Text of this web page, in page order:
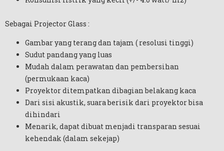
Sebagai Projector Glass :
Gambar yang terang dan tajam ( resolusi tinggi)
Sudut pandang yang luas
Mudah dalam perawatan dan pembersihan
(permukaan kaca)
Proyektor ditempatkan dibagian belakang kaca
Dari sisi akustik, suara berisik dari proyektor bisa
dihindari
Menarik, dapat dibuat menjadi transparan sesuai
kehendak (dalam sekejap)